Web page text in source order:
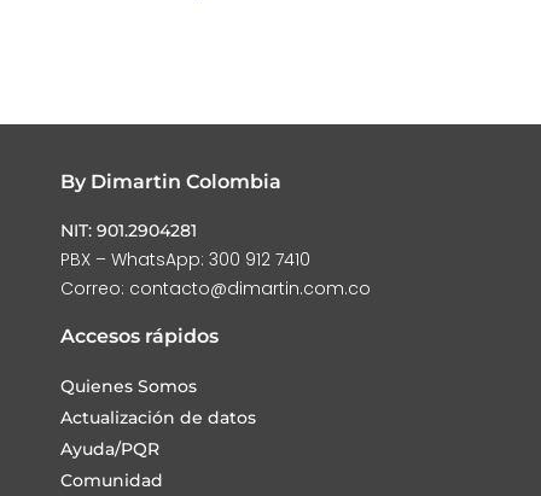
By Dimartin Colombia
NIT: 901.2904281
PBX – WhatsApp: 300 912 7410
Correo: contacto@dimartin.com.co
Accesos rápidos
Quienes Somos
Actualización de datos
Ayuda/PQR
Comunidad